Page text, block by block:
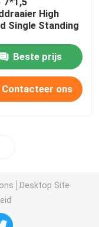
High
Single Standing
Beste prijs
Contacteer ons
Desktop Site